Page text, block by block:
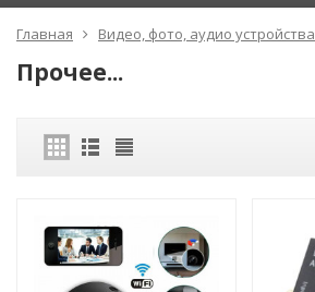
Главная Видео, фото, аудио устройства
Прочее...